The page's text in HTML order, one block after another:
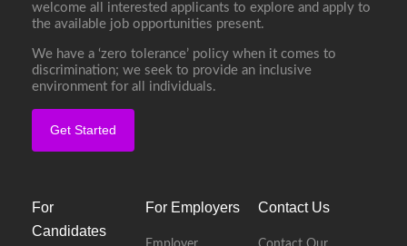
welcome all interested applicants to explore and apply to
the available job opportunities present.
We have a ‘zero tolerance’ policy when it comes to
discrimination; we seek to provide an inclusive
environment for all individuals.
Get Started
For
Candidates
For Employers Contact Us